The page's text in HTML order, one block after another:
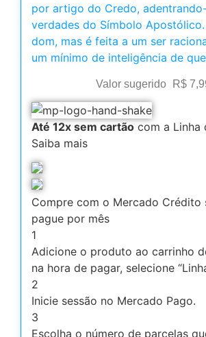
por artigo do Credo,
verdades do Símbolo Apostólico.
dom, mas é feita a um ser
um mínimo de inteligência de
Valor sugerido R$
Até 12x sem cartão com a Linha
Saiba mais
Compre com o Mercado Crédito
pague por mês
1
Adicione o produto ao carrinho
na hora de pagar, selecione
2
Inicie sessão no Mercado Pago.
3
Escolha o número de parcelas